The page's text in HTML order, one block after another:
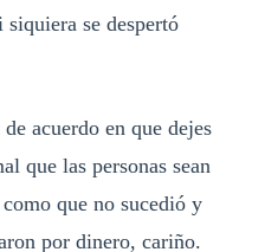
se despertó
acuerdo en que dejes
que las personas sean
que no sucedió y
por dinero, cariño.